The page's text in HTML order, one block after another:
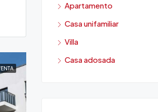
Apartamento
Casa unifamiliar
Villa
Casa adosada